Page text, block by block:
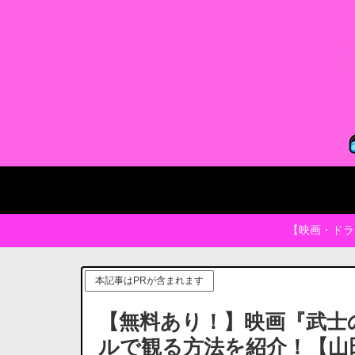
【映画・ド
本記事はPRが含まれます
【無料あり！】映画『武
ルで観る方法を紹介！【